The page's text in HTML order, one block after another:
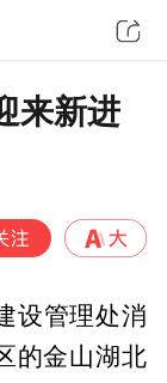
来新进
设管理处消
的金山湖北